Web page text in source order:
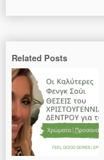
Related Posts